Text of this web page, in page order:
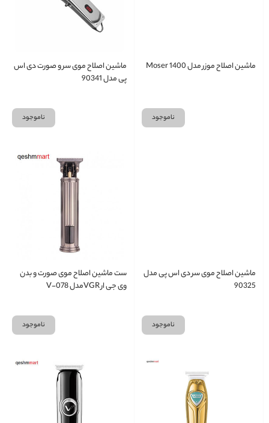
ماشین اصلاح موزر مدل Moser 1400
ناموجود
ماشین اصلاح موی سر و صورت دی اس
پی مدل 90341
ناموجود
ماشین اصلاح موی سر دی اس پی مدل
90325
ناموجود
ست ماشین اصلاح موی صورت و بدن
وی جی ار VGRمدل V-078
ناموجود